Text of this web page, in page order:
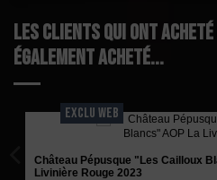
Les clients qui ont
également acheté...
EXCLU WEB
Château Pépusque "Les Cailloux
Livinière Rouge 2023